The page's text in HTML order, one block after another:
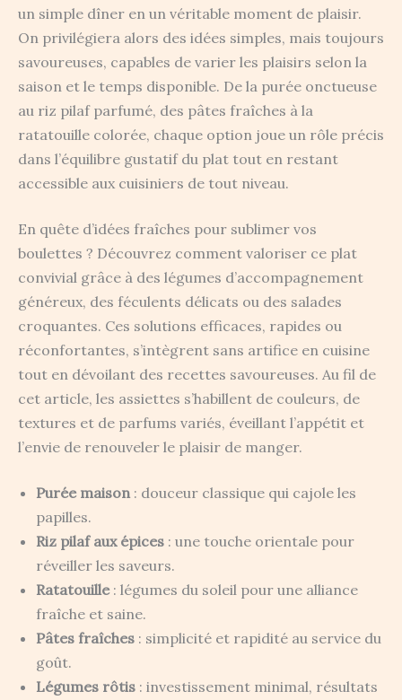
un simple dîner en un véritable moment de plaisir.
On privilégiera alors des idées simples, mais toujours
savoureuses, capables de varier les plaisirs selon la
saison et le temps disponible. De la purée onctueuse
au riz pilaf parfumé, des pâtes fraîches à la
ratatouille colorée, chaque option joue un rôle précis
dans l’équilibre gustatif du plat tout en restant
accessible aux cuisiniers de tout niveau.
En quête d’idées fraîches pour sublimer vos
boulettes ? Découvrez comment valoriser ce plat
convivial grâce à des légumes d’accompagnement
généreux, des féculents délicats ou des salades
croquantes. Ces solutions efficaces, rapides ou
réconfortantes, s’intègrent sans artifice en cuisine
tout en dévoilant des recettes savoureuses. Au fil de
cet article, les assiettes s’habillent de couleurs, de
textures et de parfums variés, éveillant l’appétit et
l’envie de renouveler le plaisir de manger.
Purée maison: douceur classique qui cajole les
papilles.
Riz pilaf aux épices : une touche orientale pour
réveiller les saveurs.
Ratatouille: légumes du soleil pour une alliance
fraîche et saine.
Pâtes fraîches : simplicité et rapidité au service du
goût.
Légumes rôtis : investissement minimal, résultats